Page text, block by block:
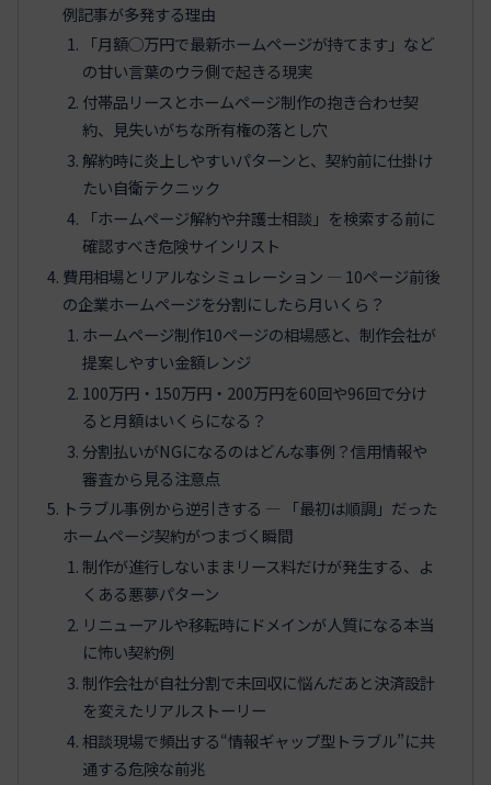
例記事が多発する理由
「月額◯万円で最新ホームページが持てます」など
の甘い言葉のウラ側で起きる現実
付帯品リースとホームページ制作の抱き合わせ契
約、見失いがちな所有権の落とし穴
解約時に炎上しやすいパターンと、契約前に仕掛け
たい自衛テクニック
「ホームページ解約や弁護士相談」を検索する前に
確認すべき危険サインリスト
費用相場とリアルなシミュレーション ― 10ページ前後
の企業ホームページを分割にしたら月いくら？
ホームページ制作10ページの相場感と、制作会社が
提案しやすい金額レンジ
100万円・150万円・200万円を60回や96回で分け
ると月額はいくらになる？
分割払いがNGになるのはどんな事例？信用情報や
審査から見る注意点
トラブル事例から逆引きする ― 「最初は順調」だった
ホームページ契約がつまづく瞬間
制作が進行しないままリース料だけが発生する、よ
くある悪夢パターン
リニューアルや移転時にドメインが人質になる本当
に怖い契約例
制作会社が自社分割で未回収に悩んだあと決済設計
を変えたリアルストーリー
相談現場で頻出する“情報ギャップ型トラブル”に共
通する危険な前兆